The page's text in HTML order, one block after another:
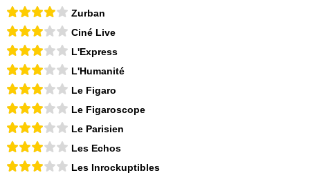
Zurban
Ciné Live
L'Express
L'Humanité
Le Figaro
Le Figaroscope
Le Parisien
Les Echos
Les Inrockuptibles